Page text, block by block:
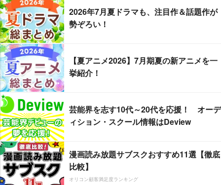
2026年7月夏ドラマも、注目作＆話題作が
勢ぞろい！
【夏アニメ2026】7月期夏の新アニメを一
挙紹介！
芸能界を志す10代～20代を応援！ オーデ
ィション・スクール情報はDeview
漫画読み放題サブスクおすすめ11選【徹底
比較】
オリコン顧客満足度ランキング